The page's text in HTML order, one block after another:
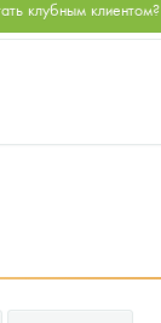
клубным клиентом?